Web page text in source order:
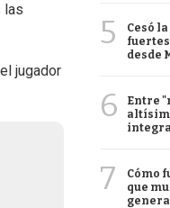
las
jugador
5
Cesó
desde
6
Entre
7
Cómo
que